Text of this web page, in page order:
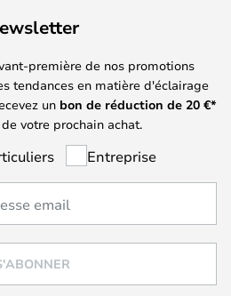
première de nos promotions
tendances en matière d'éclairage
un bon de réduction de 20 €*
votre prochain achat.
Entreprise